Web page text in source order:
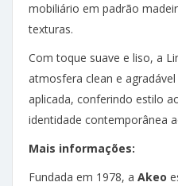
mobiliário em padrão
texturas.
Com toque suave e liso, a
atmosfera clean e
aplicada, conferindo estilo
identidade contemporânea
Mais informações:
Fundada em 1978, a Akeo